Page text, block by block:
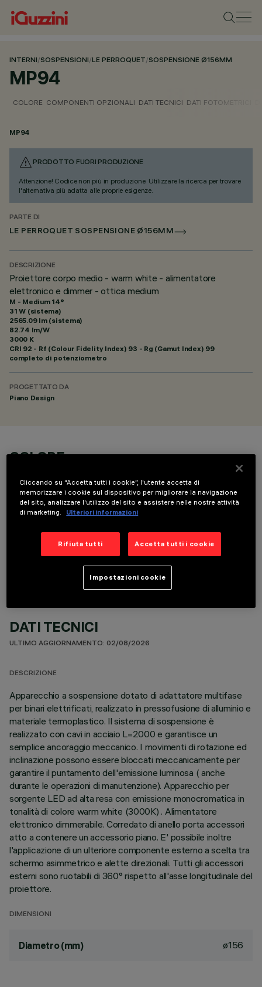
INTERNI/SOSPENSIONI/LE PERROQUET/SOSPENSIONE Ø156MM
MP94
COLORE COMPONENTI OPZIONALI DATI TECNICI DATI FOTOMETRICI
MP94
PRODOTTO FUORI PRODUZIONE
Attenzione! Codice non più in produzione. Utilizzare la ricerca per trovare
l'alternativa più adatta alle proprie esigenze.
PARTE DI
LE PERROQUET SOSPENSIONE Ø156MM
DESCRIZIONE
Proiettore corpo medio - warm white - alimentatore
elettronico e dimmer - ottica medium
M - Medium 14°
31 W (sistema)
2565.09 lm (sistema)
82.74 lm/W
3000 K
CRI 92 - Rf (Colour Fidelity Index) 93 - Rg (Gamut Index) 99
completo di potenziometro
PROGETTATO DA
Piano Design
COLORE
COMPONENTI OPZIONALI
DATI TECNICI
ULTIMO AGGIORNAMENTO: 02/08/2026
DESCRIZIONE
Apparecchio a sospensione dotato di adattatore multifase
per binari elettrificati, realizzato in pressofusione di alluminio e
materiale termoplastico. Il sistema di sospensione è
realizzato con cavi in acciaio L=2000 e garantisce un
semplice ancoraggio meccanico. I movimenti di rotazione ed
inclinazione possono essere bloccati meccanicamente per
garantire il puntamento dell'emissione luminosa ( anche
durante le operazioni di manutenzione). Apparecchio per
sorgente LED ad alta resa con emissione monocromatica in
tonalità di colore warm white (3000K) . Alimentatore
elettronico dimmerabile. Corredato di anello porta accessori
atto a contenere un accessorio piano. E' possibile inoltre
l'applicazione di un ulteriore componente esterno a scelta tra
schermo asimmetrico e alette direzionali. Tutti gli accessori
esterni sono ruotabili di 360° rispetto all'asse longitudinale del
proiettore.
DIMENSIONI
Diametro (mm) ø156
Cliccando su “Accetta tutti i cookie”, l'utente accetta di
memorizzare i cookie sul dispositivo per migliorare la navigazione
del sito, analizzare l'utilizzo del sito e assistere nelle nostre attività
di marketing.
Ulteriori informazioni
Rifiuta tutti Accetta tutti i cookie
Impostazioni cookie